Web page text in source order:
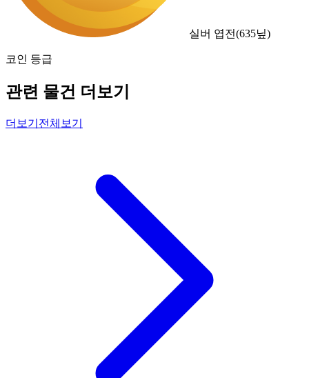
실버 엽전(635닢)
코인 등급
관련 물건 더보기
더보기 전체보기